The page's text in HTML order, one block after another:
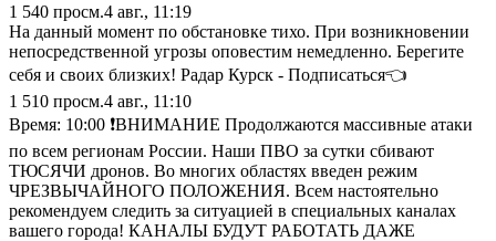
1 540 просм.4 авг., 11:19
На данный момент по обстановке тихо. При возникновении
непосредственной угрозы оповестим немедленно. Берегите
себя и своих близких! Радар Курск - Подписаться👈
1 510 просм.4 авг., 11:10
Время: 10:00 ❗️ВНИМАНИЕ Продолжаются массивные атаки
по всем регионам России. Наши ПВО за сутки сбивают
ТЮСЯЧИ дронов. Во многих областях введен режим
ЧРЕЗВЫЧАЙНОГО ПОЛОЖЕНИЯ. Всем настоятельно
рекомендуем следить за ситуацией в специальных каналах
вашего города! КАНАЛЫ БУДУТ РАБОТАТЬ ДАЖЕ